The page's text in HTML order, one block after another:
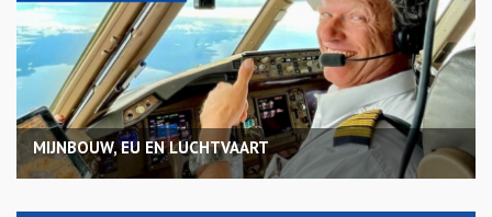
MIJNBOUW, EU EN LUCHTVAART